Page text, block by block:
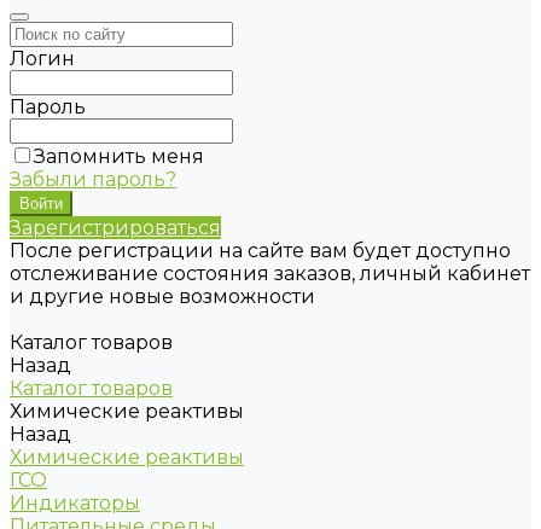
Логин
Пароль
Запомнить меня
Забыли пароль?
Зарегистрироваться
После регистрации на сайте вам будет доступно
отслеживание состояния заказов, личный кабинет
и другие новые возможности
Каталог товаров
Назад
Каталог товаров
Химические реактивы
Назад
Химические реактивы
ГСО
Индикаторы